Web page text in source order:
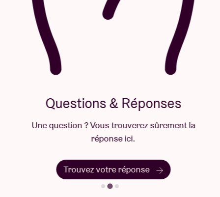
Questions & Réponses
Une question ? Vous trouverez sûrement la
réponse ici.
Trouvez votre réponse